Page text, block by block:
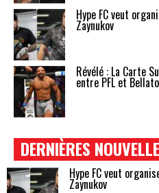
Hype FC veut
Zaynukov
Révélé : La Carte
entre PFL et
DERNIÈRES
Hype FC veut
Zaynukov